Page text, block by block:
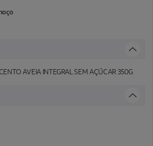
AVEIA INTEGRAL SEM AÇÚCAR 350G